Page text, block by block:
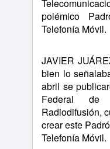
polémico
Telefonía Móvil.
JAVIER
bien lo
abril se
Federal de
Radiodifusión,
crear este
Telefonía Móvil.